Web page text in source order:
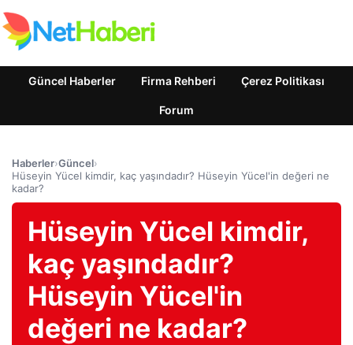
Güncel Haberler Firma Rehberi Çerez Politikası
Forum
Haberler›Güncel›
Hüseyin Yücel kimdir, kaç yaşındadır? Hüseyin Yücel'in değeri ne
kadar?
Hüseyin Yücel kimdir,
kaç yaşındadır?
Hüseyin Yücel'in
değeri ne kadar?